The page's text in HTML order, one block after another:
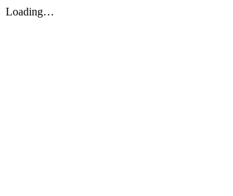
Loading…